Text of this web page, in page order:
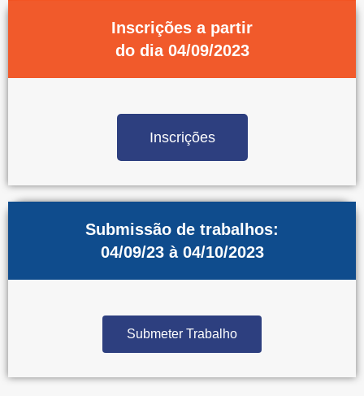
Inscrições a partir
do dia 04/09/2023
Inscrições
Submissão de trabalhos:
04/09/23 à 04/10/2023
Submeter Trabalho